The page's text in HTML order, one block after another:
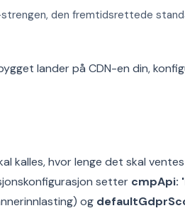
den fremtidsrettede
lander på CDN-en din,
kalles, hvor lenge det skal
setter cmpApi:
og